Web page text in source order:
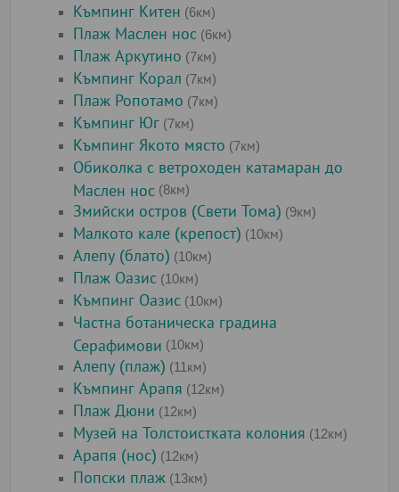
Къмпинг Китен (6км)
Плаж Маслен нос (6км)
Плаж Аркутино (7км)
Къмпинг Корал (7км)
Плаж Ропотамо (7км)
Къмпинг Юг (7км)
Къмпинг Якото място (7км)
Обиколка с ветроходен катамаран до
Маслен нос (8км)
Змийски остров (Свети Тома) (9км)
Малкото кале (крепост) (10км)
Алепу (блато) (10км)
Плаж Оазис (10км)
Къмпинг Оазис (10км)
Частна ботаническа градина
Серафимови (10км)
Алепу (плаж) (11км)
Къмпинг Арапя (12км)
Плаж Дюни (12км)
Музей на Толстоистката колония (12км)
Арапя (нос) (12км)
Попски плаж (13км)